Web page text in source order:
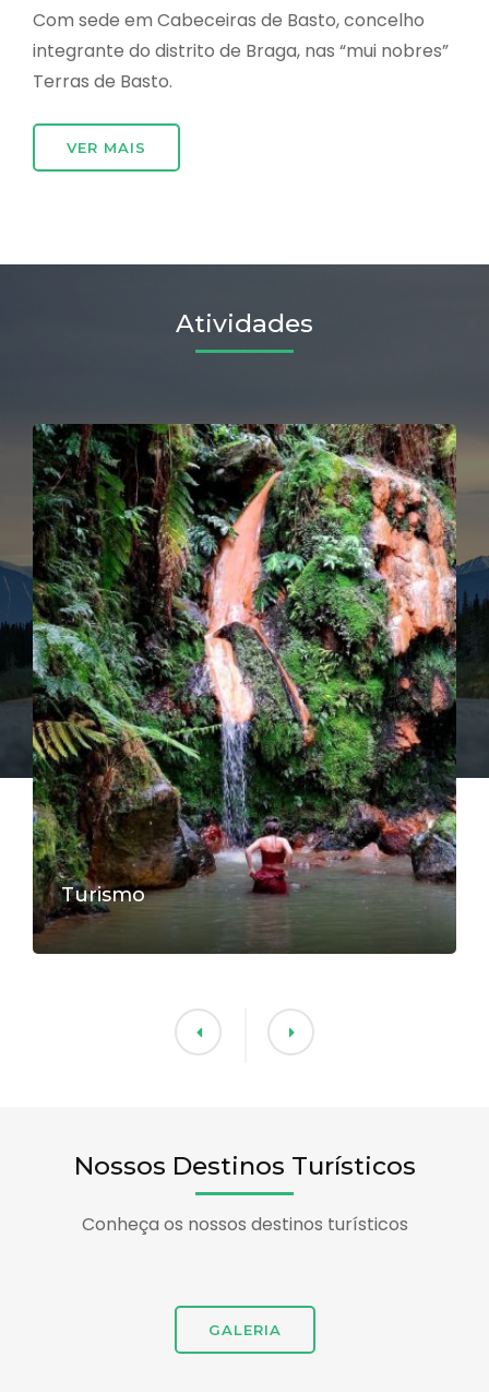
Com sede em Cabeceiras de Basto, concelho
integrante do distrito de Braga, nas “mui nobres”
Terras de Basto.
VER MAIS
Atividades
Turismo
Nossos Destinos Turísticos
Conheça os nossos destinos turísticos
GALERIA